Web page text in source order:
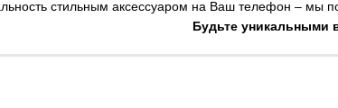
стильным аксессуаром на Ваш телефон – мы
Будьте уникальными